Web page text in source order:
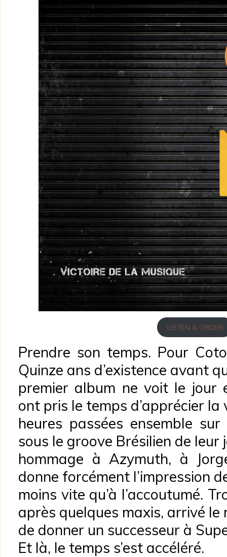
LISTEN & ORDER
Prendre son temps. Pour
Quinze ans d’existence avant
premier album ne voit le jour
ont pris le temps d’apprécier la
heures passées ensemble
sous le groove Brésilien de leur
hommage à Azymuth, à
donne forcément l’impression
moins vite qu’à l’accoutumé.
après quelques maxis, arrivé le
de donner un successeur à
Et là, le temps s’est accéléré.